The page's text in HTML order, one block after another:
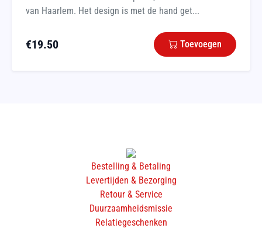
van Haarlem. Het design is met de hand get...
€19.50 Toevoegen
Bestelling & Betaling
Levertijden & Bezorging
Retour & Service
Duurzaamheidsmissie
Relatiegeschenken